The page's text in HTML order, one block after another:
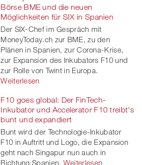
Börse BME und die neuen
Möglichkeiten für SIX in Spanien
Der SIX-Chef im Gespräch mit
MoneyToday.ch zur BME, zu den
Plänen in Spanien, zur Corona-Krise,
zur Expansion des Inkubators F10 und
zur Rolle von Twint in Europa.
Weiterlesen
F10 goes global: Der FinTech-
Inkubator und Accelerator F10 treibt's
bunt und expandiert
Bunt wird der Technologie-Inkubator
F10 in Auftritt und Logo, die Expansion
geht nach Singapur nun auch in
Richtung Spanien. Weiterlesen